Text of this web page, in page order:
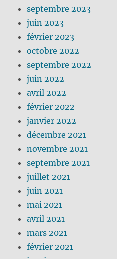
septembre 2023
juin 2023
février 2023
octobre 2022
septembre 2022
juin 2022
avril 2022
février 2022
janvier 2022
décembre 2021
novembre 2021
septembre 2021
juillet 2021
juin 2021
mai 2021
avril 2021
mars 2021
février 2021